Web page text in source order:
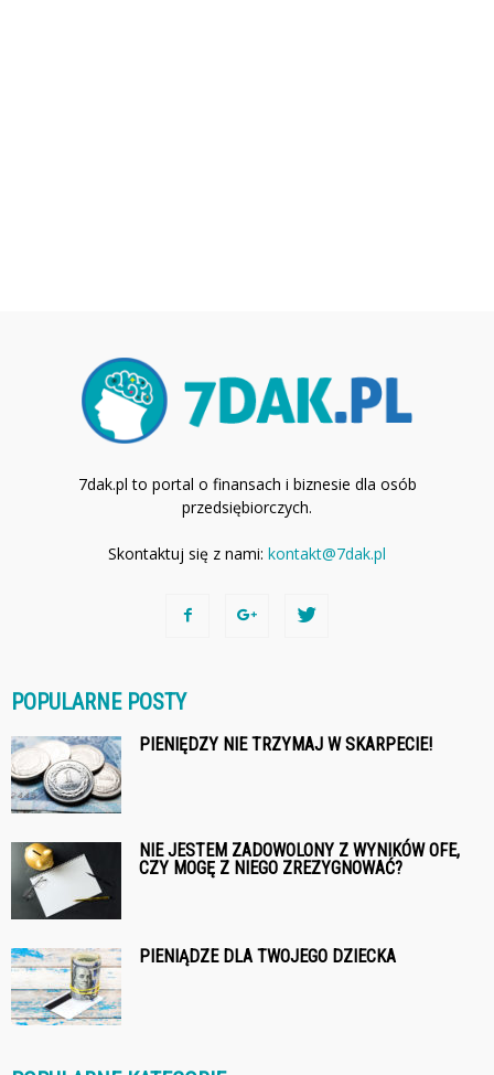
7dak.pl to portal o finansach i biznesie dla osób
przedsiębiorczych.
Skontaktuj się z nami: kontakt@7dak.pl
POPULARNE POSTY
PIENIĘDZY NIE TRZYMAJ W SKARPECIE!
NIE JESTEM ZADOWOLONY Z WYNIKÓW OFE,
CZY MOGĘ Z NIEGO ZREZYGNOWAĆ?
PIENIĄDZE DLA TWOJEGO DZIECKA